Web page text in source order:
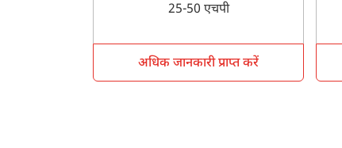
25-50 एचपी
अधिक जानकारी प्राप्त करें